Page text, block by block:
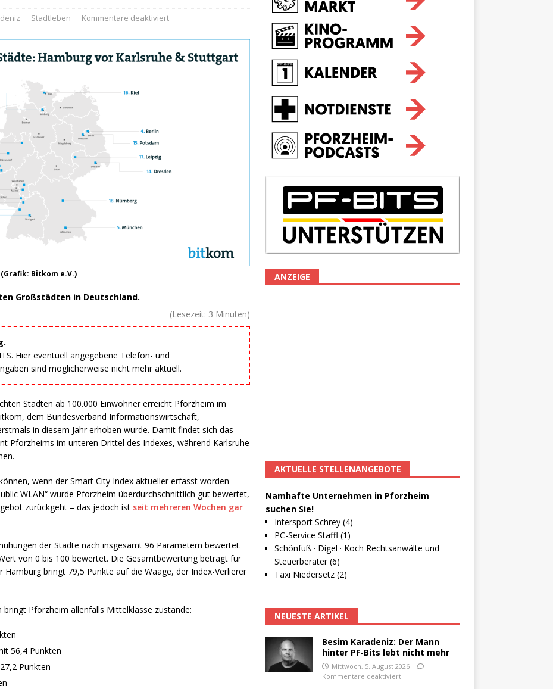
Stadtleben Kommentare deaktiviert
Bitkom e.V.)
Großstädten in Deutschland.
(Lesezeit: 3 Minuten)
Hier eventuell angegebene Telefon- und
sind möglicherweise nicht mehr aktuell.
Städten ab 100.000 Einwohner erreicht Pforzheim im
dem Bundesverband Informationswirtschaft,
in diesem Jahr erhoben wurde. Damit findet sich das
Pforzheims im unteren Drittel des Indexes, während Karlsruhe
wenn der Smart City Index aktueller erfasst worden
WLAN“ wurde Pforzheim überdurchschnittlich gut bewertet,
zurückgeht – das jedoch ist seit mehreren Wochen gar
der Städte nach insgesamt 96 Parametern bewertet.
von 0 bis 100 bewertet. Die Gesamtbewertung beträgt für
Hamburg bringt 79,5 Punkte auf die Waage, der Index-Verlierer
Pforzheim allenfalls Mittelklasse zustande:
56,4 Punkten
Punkten
ANZEIGE
AKTUELLE STELLENANGEBOTE
Namhafte Unternehmen in Pforzheim
suchen Sie!
Intersport Schrey (4)
PC-Service Staffl (1)
Schönfuß · Digel · Koch Rechtsanwälte und
Steuerberater (6)
Taxi Niedersetz (2)
NEUESTE ARTIKEL
Besim Karadeniz: Der Mann
hinter PF-Bits lebt nicht mehr
Mittwoch, 5. August 2026
Kommentare deaktiviert